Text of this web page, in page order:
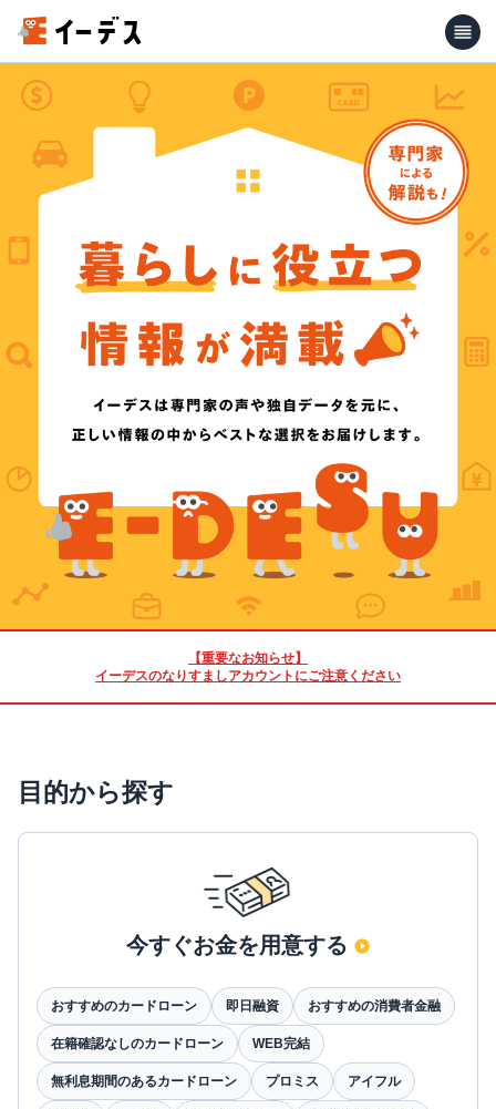
【重要なお知らせ】
イーデスのなりすましアカウントにご注意ください
目的から探す
今すぐお金を用意する
おすすめのカードローン 即日融資 おすすめの消費者金融
在籍確認なしのカードローン WEB完結
無利息期間のあるカードローン プロミス アイフル